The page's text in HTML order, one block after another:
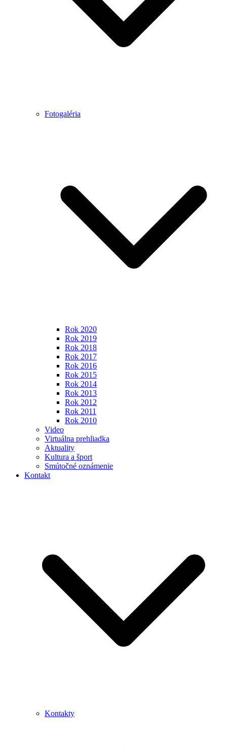
Fotogaléria
Rok 2020
Rok 2019
Rok 2018
Rok 2017
Rok 2016
Rok 2015
Rok 2014
Rok 2013
Rok 2012
Rok 2011
Rok 2010
Video
Virtuálna prehliadka
Aktuality
Kultura a šport
Smútočné oznámenie
Kontakt
Kontakty